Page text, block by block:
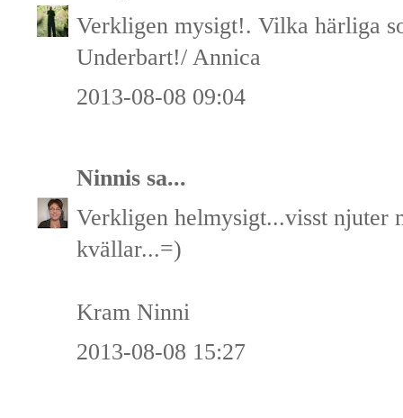
Verkligen mysigt!. Vilka härliga
Underbart!/ Annica
2013-08-08 09:04
Ninnis sa...
Verkligen helmysigt...visst njuter
kvällar...=)
Kram Ninni
2013-08-08 15:27